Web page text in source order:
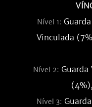
Nível 1:
Vinculada
Nível 2:
Nível 3: